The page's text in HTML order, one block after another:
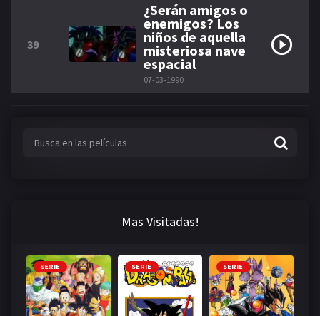
39
¿Serán amigos o
enemigos? Los
niños de aquella
misteriosa nave
espacial
07-03-1990
Mas Visitadas!
SERIE SERIE SERIE